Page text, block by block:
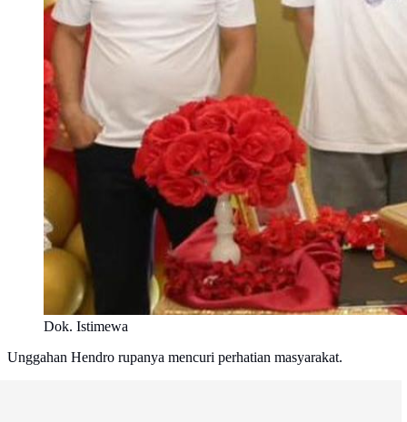
Dok. Istimewa
Unggahan Hendro rupanya mencuri perhatian masyarakat.